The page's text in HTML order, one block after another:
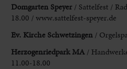
Domgarten Speyer / Sattelfest /
18.00 / www.sattelfest-speyer.de
Ev. Kirche Schwetzingen /
Herzogenriedpark MA /
11.00-18.00